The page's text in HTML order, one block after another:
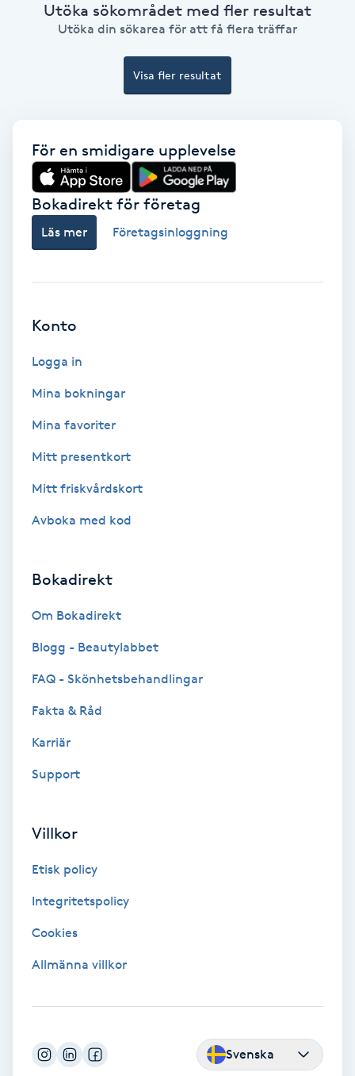
Extensions borttagning
Faceliftmassage
Fet hårbotten
Fettreducering
Fotmassage
Fotsvamp
Fransar
Fransfärgning
Fransförlängning
Fransförlängning Volym
Fransk manikyr
Fransrengöring
Frekvensterapi
Friskvårdsmassage
Frisör
Funktionsanalys
Utöka sökområdet med fler resultat
Utöka din sökarea för att få flera träffar
Visa fler resultat
För en smidigare upplevelse
Bokadirekt för företag
Läs mer Företagsinloggning
Konto
Logga in
Mina bokningar
Mina favoriter
Mitt presentkort
Mitt friskvårdskort
Avboka med kod
Bokadirekt
Om Bokadirekt
Blogg - Beautylabbet
FAQ - Skönhetsbehandlingar
Fakta & Råd
Karriär
Support
Villkor
Etisk policy
Integritetspolicy
Cookies
Allmänna villkor
Svenska